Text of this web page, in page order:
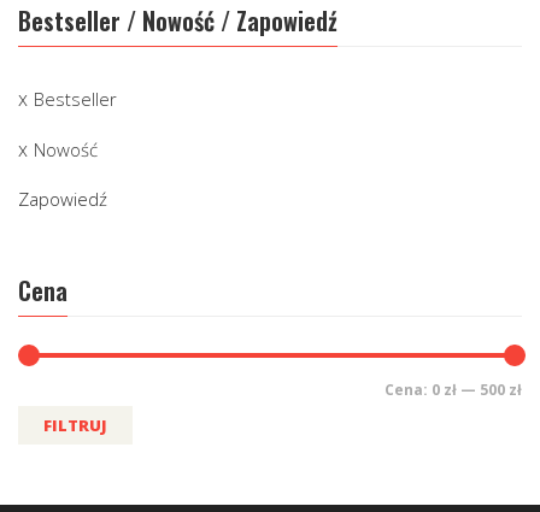
Bestseller / Nowość / Zapowiedź
Bestseller
Nowość
Zapowiedź
Cena
FILTRUJ
Cena: 0 zł — 500 zł